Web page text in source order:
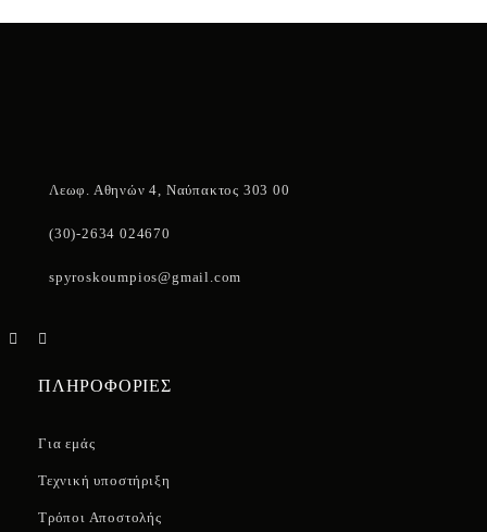
Λεωφ. Αθηνών 4, Ναύπακτος 303 00
(30)-2634 024670
spyroskoumpios@gmail.com
ΠΛΗΡΟΦΟΡΙΕΣ
Για εμάς
Τεχνική υποστήριξη
Τρόποι Αποστολής